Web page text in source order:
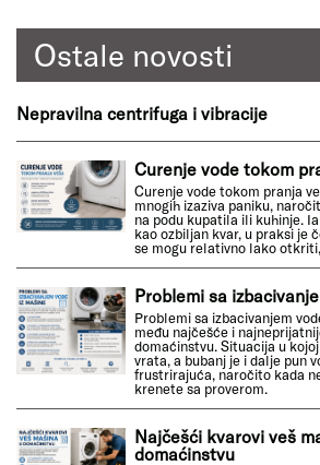
Ostale novosti
Nepravilna centrifuga i vibracije
Curenje vode tokom
Curenje vode tokom pranja
mnogih izaziva paniku,
na podu kupatila ili kuhinje.
kao ozbiljan kvar, u praksi je
se mogu relativno lako
Problemi sa
Problemi sa izbacivanjem
među najčešće i
domaćinstvu. Situacija u
vrata, a bubanj je i dalje pun
frustrirajuća, naročito kada
krenete sa proverom.
Najčešći kvarovi veš
domaćinstvu